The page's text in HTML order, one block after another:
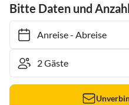
Bitte Daten und
Anreise- Abreise